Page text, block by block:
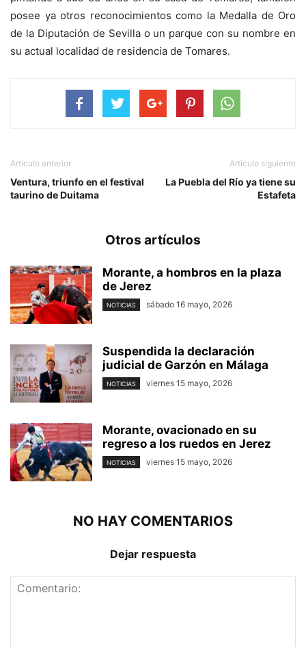
posee ya otros reconocimientos como la Medalla de Oro
de la Diputación de Sevilla o un parque con su nombre en
su actual localidad de residencia de Tomares.
Artículo anterior
Ventura, triunfo en el festival
taurino de Duitama
Artículo siguiente
La Puebla del Río ya tiene su
Estafeta
Otros artículos
Morante, a hombros en la plaza
de Jerez
NOTICIAS sábado 16 mayo, 2026
Suspendida la declaración
judicial de Garzón en Málaga
NOTICIAS viernes 15 mayo, 2026
Morante, ovacionado en su
regreso a los ruedos en Jerez
NOTICIAS viernes 15 mayo, 2026
NO HAY COMENTARIOS
Dejar respuesta